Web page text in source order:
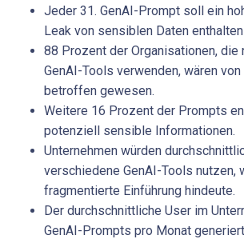
Jeder 31. GenAI-Prompt soll ein
Leak von sensiblen Daten enthalten
88 Prozent der Organisationen,
GenAI-Tools verwenden, wären
betroffen gewesen.
Weitere 16 Prozent der Prompts
potenziell sensible Informationen.
Unternehmen würden
verschiedene GenAI-Tools nutzen,
fragmentierte Einführung hindeute.
Der durchschnittliche User im
GenAI-Prompts pro Monat